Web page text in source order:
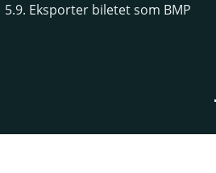
5.9. Eksporter biletet som BMP